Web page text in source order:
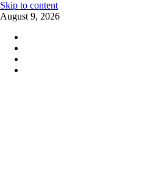
Skip to content
August 9, 2026